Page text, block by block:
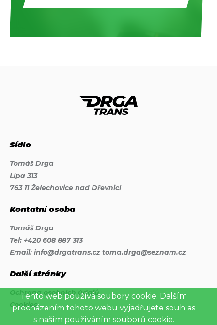
Sídlo
Tomáš Drga
Lípa 313
763 11 Želechovice nad Dřevnicí
Kontatní osoba
Tomáš Drga
Tel: +420 608 887 313
Email: info@drgatrans.cz toma.drga@seznam.cz
Další stránky
Ochrana osobních údajů
Cookies
Tento web používá soubory cookie. Dalším
procházením tohoto webu vyjadřujete souhlas
s naším používáním souborů cookie.